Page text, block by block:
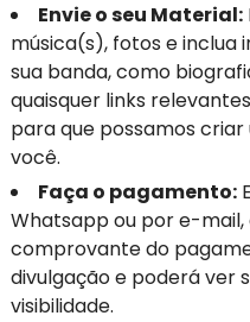
Envie o seu Material:
música(s), fotos e inclua
sua banda, como
quaisquer links
para que possamos
você.
Faça o pagamento:
Whatsapp ou por e-
comprovante do
divulgação e poderá ver
visibilidade.